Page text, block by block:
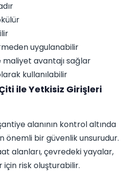
uygulanabilir
avantajı sağlar
kullanılabilir
ile Yetkisiz Girişleri
alanının kontrol altında
önemli bir güvenlik unsurudur.
alanları, çevredeki yayalar,
için risk oluşturabilir.